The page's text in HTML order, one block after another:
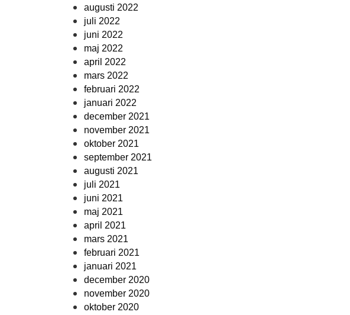
augusti 2022
juli 2022
juni 2022
maj 2022
april 2022
mars 2022
februari 2022
januari 2022
december 2021
november 2021
oktober 2021
september 2021
augusti 2021
juli 2021
juni 2021
maj 2021
april 2021
mars 2021
februari 2021
januari 2021
december 2020
november 2020
oktober 2020